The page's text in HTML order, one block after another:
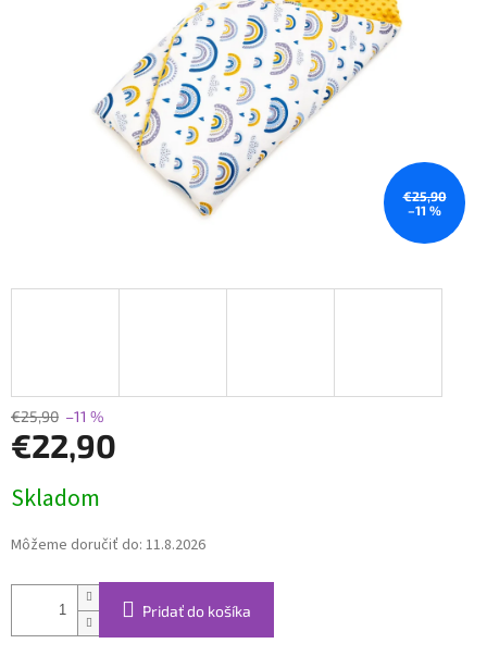
€25,90
–11 %
€25,90 –11 %
€22,90
cena:
Skladom
Môžeme doručiť do: 11.8.2026
Pridať do košíka